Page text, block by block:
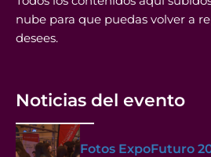
nube para que puedas volver a
desees.
Noticias del evento
Fotos ExpoFuturo